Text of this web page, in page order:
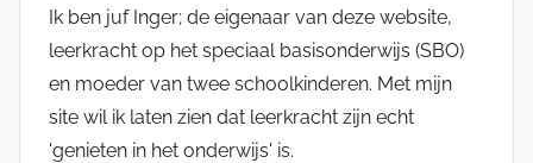
Ik ben juf Inger; de eigenaar van deze website,
leerkracht op het speciaal basisonderwijs (SBO)
en moeder van twee schoolkinderen. Met mijn
site wil ik laten zien dat leerkracht zijn echt
'genieten in het onderwijs' is.